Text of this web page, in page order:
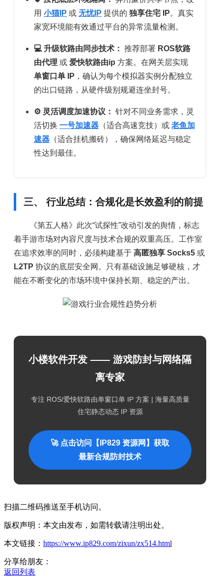
用 小猫IP 或 无忧IP 提供的 独享住宅 IP。真实
家宽环境能有效通过平台的异常流量检测。
💻 升级软路由同步技术： 推荐部署 ROS软路
由代理 或 爱快软路由ip 方案。在网关层实现
单窗口单 IP ，确认为每个模拟器实例分配独立
的出口链路，从硬件级别规避连坐封号。
⚙️ 灵活调度加速协议： 针对不同业务需求，灵
活切换 一号加速器 （适合高速竞技）或 老鱼加
速器 （适合挂机搬砖），确保网络延迟与稳定
性达到最佳。
三、 行业总结：合规化是长效盈利的前提
《第五人格》此次“试探性”改动引发的舆情，标志
着手游市场对内容尺度与技术合规的双重高压。工作室
在追求效率的同时，必须构建基于 高匿独享 Socks5 或
L2TP 协议的底层安全网。只有基础设施足够硬核，才
能在不断变化的市场环境中保持长期、稳定的产出。
小楼软件开发 —— 游戏防封与网络隔
离专家
专注 ROS/爱快软路由单窗口单 IP 方案 | 海量高质量
住宅静态动态 IP 资源
🚀 点击访问【IP829 资源网】获取
最新合规防封技术
扫描二维码推送至手机访问。
版权声明：本文由发布，如需转载请注明出处。
本文链接： https://www.ip829.com/zixun/zx514.html
分享给朋友：
返回列表